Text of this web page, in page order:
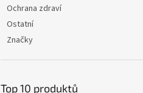
Ochrana zdraví
Ostatní
Značky
Top 10 produktů